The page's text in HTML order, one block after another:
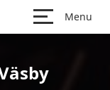
Menu